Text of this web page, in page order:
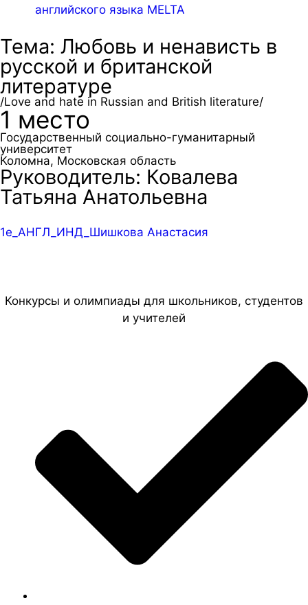
английского языка MELTA
Тема: Любовь и ненависть в
русской и британской
литературе
/Love and hate in Russian and British literature/
1 место
Государственный социально-гуманитарный
университет
Коломна, Московская область
Руководитель: Ковалева
Татьяна Анатольевна
1е_АНГЛ_ИНД_Шишкова Анастасия
Конкурсы и олимпиады для школьников, студентов
и учителей